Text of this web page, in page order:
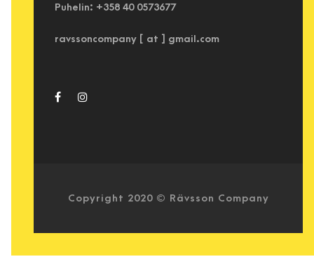
Puhelin: +358 40 0573677
ravssoncompany [ at ] gmail.com
Copyright 2020 © Rävsson Company